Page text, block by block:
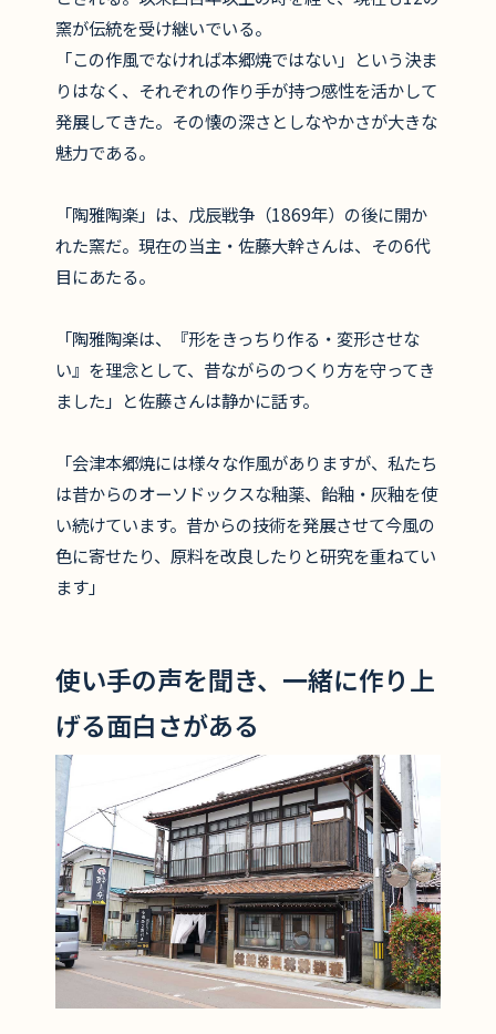
窯が伝統を受け継いでいる。
「この作風でなければ本郷焼ではない」という決ま
りはなく、それぞれの作り手が持つ感性を活かして
発展してきた。その懐の深さとしなやかさが大きな
魅力である。
「陶雅陶楽」は、戊辰戦争（1869年）の後に開か
れた窯だ。現在の当主・佐藤大幹さんは、その6代
目にあたる。
「陶雅陶楽は、『形をきっちり作る・変形させな
い』を理念として、昔ながらのつくり方を守ってき
ました」と佐藤さんは静かに話す。
「会津本郷焼には様々な作風がありますが、私たち
は昔からのオーソドックスな釉薬、飴釉・灰釉を使
い続けています。昔からの技術を発展させて今風の
色に寄せたり、原料を改良したりと研究を重ねてい
ます」
使い手の声を聞き、一緒に作り上
げる面白さがある